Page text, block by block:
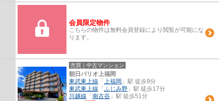
的です。東武東上線上福岡周辺の物件をＬＤ...
会員限定物件
こちらの物件は無料会員登録により閲覧が可能にな
ります。
売買｜中古マンション
朝日パリオ上福岡
東武東上線 「 上福岡 」駅 徒歩9分
東武東上線 「 ふじみ野 」駅 徒歩17分
川越線 「 南古谷 」駅 徒歩51分